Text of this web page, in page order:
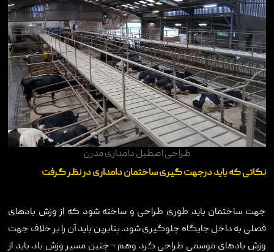
طراحی اصطبل دامداری مدرن
نکاتی که باید درجهت گیری ساختمان دامداری در نظر گرفت
جهت ساختمان باید طوری طراحی و ساخته شود که از وزش بادهای
فصلی به داخل جایگاه جلوگیری شود. بنابرین باید آن را بر خلاف جهت
وزش بادهای موسمی طراحی کرد وهم ¬چنین مسیر وزش باد باید از